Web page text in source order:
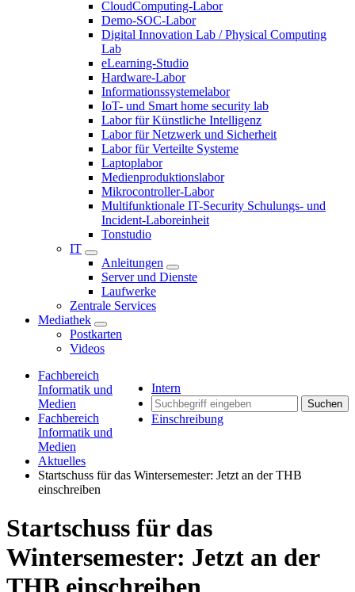
CloudComputing-Labor
Demo-SOC-Labor
Digital Innovation Lab / Physical Computing
Lab
eLearning-Studio
Hardware-Labor
Informationssystemelabor
IoT- und Smart home security lab
Labor für Künstliche Intelligenz
Labor für Netzwerk und Sicherheit
Labor für Verteilte Systeme
Laptoplabor
Medienproduktionslabor
Mikrocontroller-Labor
Multifunktionale IT-Security Schulungs- und
Incident-Laboreinheit
Tonstudio
IT
Anleitungen
Server und Dienste
Laufwerke
Zentrale Services
Mediathek
Postkarten
Videos
Intern
Suchen
Einschreibung
Fachbereich
Informatik und
Medien
Fachbereich
Informatik und
Medien
Aktuelles
Startschuss für das Wintersemester: Jetzt an der THB
einschreiben
Startschuss für das
Wintersemester: Jetzt an der